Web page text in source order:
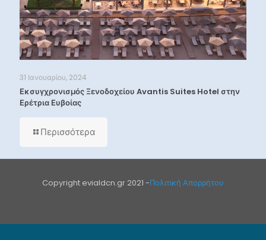
31 Ιανουαρίου, 2024
Εκσυγχρονισμός Ξενοδοχείου Avantis Suites Hotel στην
Ερέτρια Ευβοίας
Περισσότερα
Copyright evialdcn.gr 2021 -Πολιτική Απορρήτου